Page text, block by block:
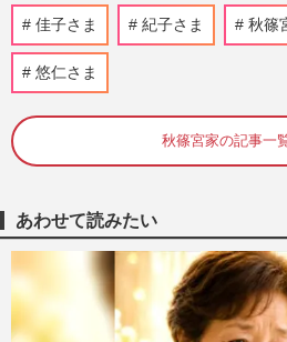
《佳子さまの歩み
に天皇陛下、愛子
佳子さま、御殿
モノトーンスタ
週刊女性PRIME
《佳子さまの歩
結婚後も残るの
室典範改正案に
佳子さま 紀子さま 秋篠
悠仁さま
秋篠宮家の記事一
あわせて読みたい